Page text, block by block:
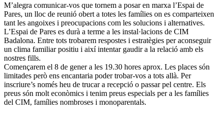
M’alegra comunicar-vos que tornem a posar en marxa l’Espai de
Pares, un lloc de reunió obert a totes les famílies on es comparteixen
tant les angoixes i preocupacions com les solucions i alternatives.
L’Espai de Pares es durà a terme a les instal·lacions de CIM
Badalona. Entre tots trobarem respostes i estratègies per aconseguir
un clima familiar positiu i així intentar gaudir a la relació amb els
nostres fills.
Començarem el 8 de gener a les 19.30 hores aprox. Les places són
limitades però ens encantaria poder trobar-vos a tots allà. Per
inscriure’s només heu de trucar a recepció o passar pel centre. Els
preus són molt econòmics i tenim preus especials per a les famílies
del CIM, famílies nombroses i monoparentals.